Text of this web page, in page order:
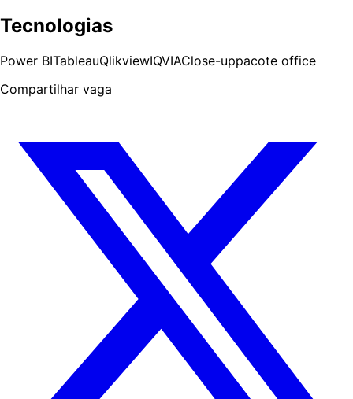
Tecnologias
Power BITableauQlikviewIQVIAClose-uppacote office
Compartilhar vaga